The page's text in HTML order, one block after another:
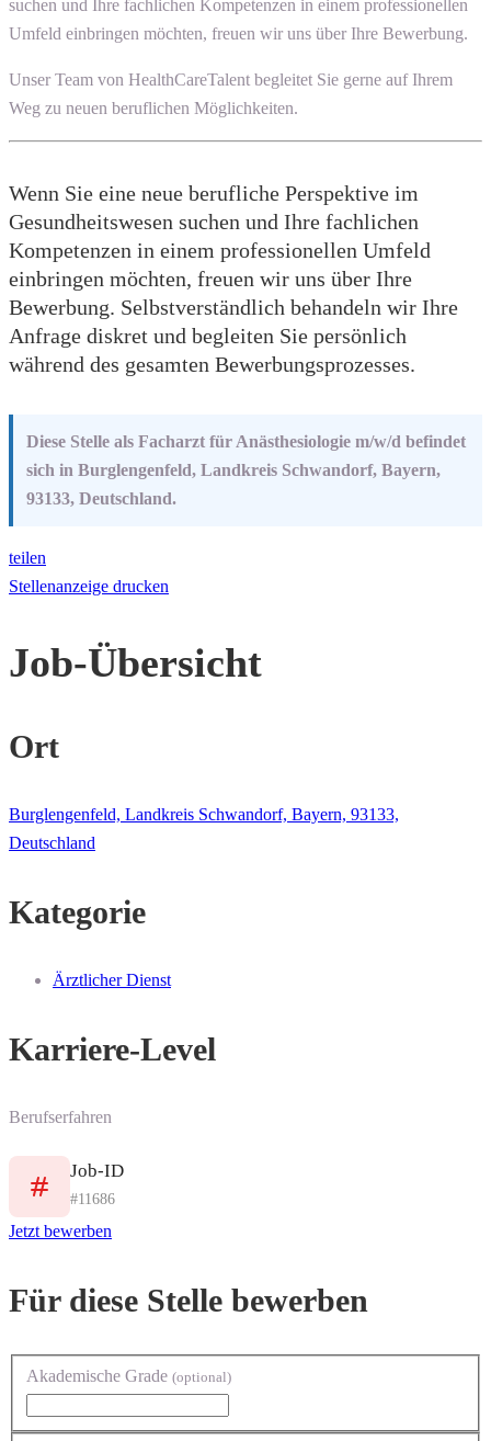
suchen und Ihre fachlichen Kompetenzen in einem professionellen
Umfeld einbringen möchten, freuen wir uns über Ihre Bewerbung.
Unser Team von HealthCareTalent begleitet Sie gerne auf Ihrem
Weg zu neuen beruflichen Möglichkeiten.
Wenn Sie eine neue berufliche Perspektive im
Gesundheitswesen suchen und Ihre fachlichen
Kompetenzen in einem professionellen Umfeld
einbringen möchten, freuen wir uns über Ihre
Bewerbung. Selbstverständlich behandeln wir Ihre
Anfrage diskret und begleiten Sie persönlich
während des gesamten Bewerbungsprozesses.
Diese Stelle als Facharzt für Anästhesiologie m/w/d befindet
sich in Burglengenfeld, Landkreis Schwandorf, Bayern,
93133, Deutschland.
teilen
Stellenanzeige drucken
Job-Übersicht
Ort
Burglengenfeld, Landkreis Schwandorf, Bayern, 93133,
Deutschland
Kategorie
Ärztlicher Dienst
Karriere-Level
Berufserfahren
Job-ID
#11686
Jetzt bewerben
Für diese Stelle bewerben
Akademische Grade (optional)